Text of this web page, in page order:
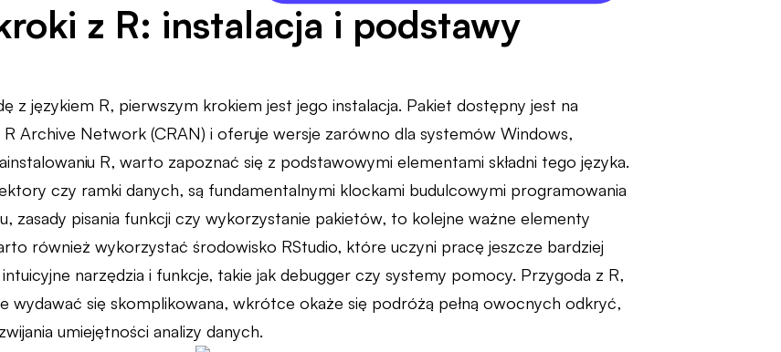
z R: instalacja i podstawy
z językiem R, pierwszym krokiem jest jego instalacja. Pakiet dostępny jest na
Archive Network (CRAN) i oferuje wersje zarówno dla systemów Windows,
R, warto zapoznać się z podstawowymi elementami składni tego języka.
czy ramki danych, są fundamentalnymi klockami budulcowymi programowania
zasady pisania funkcji czy wykorzystanie pakietów, to kolejne ważne elementy
również wykorzystać środowisko RStudio, które uczyni pracę jeszcze bardziej
narzędzia i funkcje, takie jak debugger czy systemy pomocy. Przygoda z R,
się skomplikowana, wkrótce okaże się podróżą pełną owocnych odkryć,
umiejętności analizy danych.